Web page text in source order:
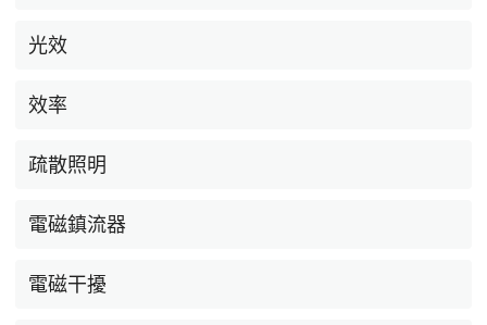
光效
效率
疏散照明
電磁鎮流器
電磁干擾